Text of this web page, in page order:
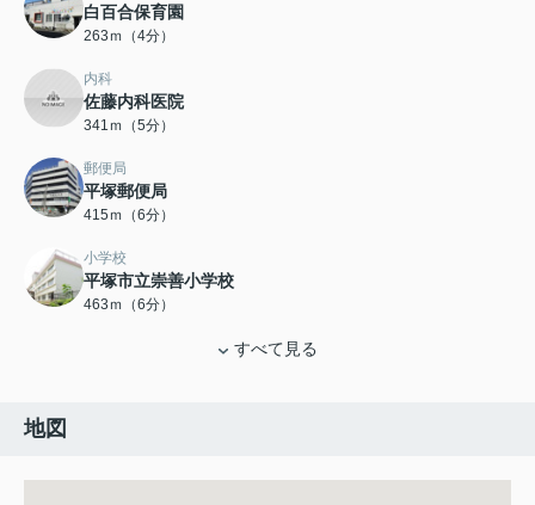
白百合保育園
263ｍ（4分）
内科
佐藤内科医院
341ｍ（5分）
郵便局
平塚郵便局
415ｍ（6分）
小学校
平塚市立崇善小学校
463ｍ（6分）
すべて見る
地図